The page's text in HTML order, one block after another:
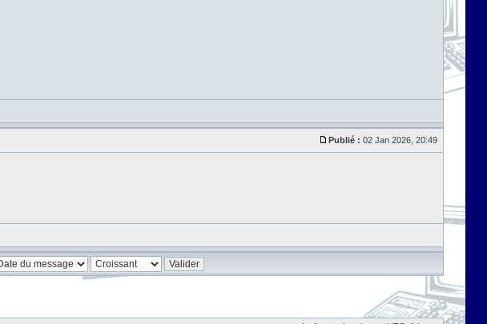
Publié : 02 Jan 2026, 20:49